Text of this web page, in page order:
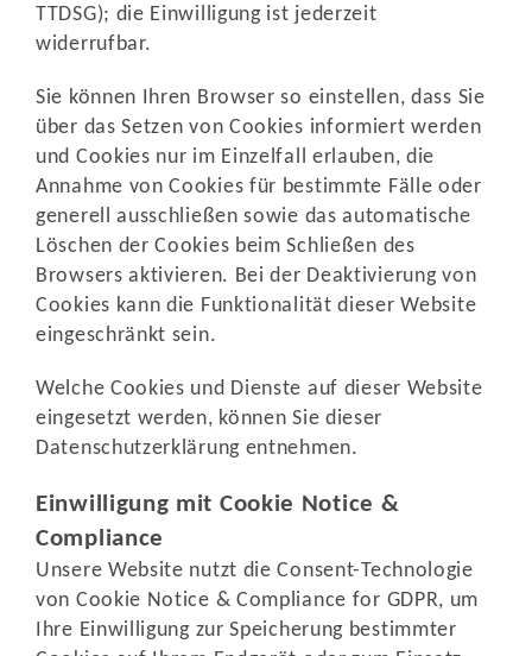
TTDSG); die Einwilligung ist jederzeit
widerrufbar.
Sie können Ihren Browser so einstellen, dass Sie
über das Setzen von Cookies informiert werden
und Cookies nur im Einzelfall erlauben, die
Annahme von Cookies für bestimmte Fälle oder
generell ausschließen sowie das automatische
Löschen der Cookies beim Schließen des
Browsers aktivieren. Bei der Deaktivierung von
Cookies kann die Funktionalität dieser Website
eingeschränkt sein.
Welche Cookies und Dienste auf dieser Website
eingesetzt werden, können Sie dieser
Datenschutzerklärung entnehmen.
Einwilligung mit Cookie Notice &
Compliance
Unsere Website nutzt die Consent-Technologie
von Cookie Notice & Compliance for GDPR, um
Ihre Einwilligung zur Speicherung bestimmter